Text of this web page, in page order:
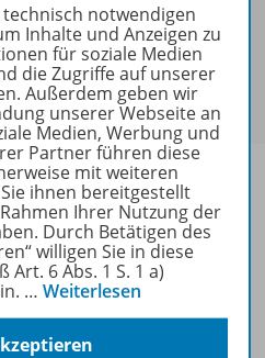
von Lehrkräften,
und Erzieher/-innen
melden Sie sich mit Ihrem
notwendigen
Inhalte und Anzeigen zu
für soziale Medien
die Zugriffe auf unserer
Außerdem geben wir
unserer Webseite an
Medien, Werbung und
Partner führen diese
mit weiteren
ihnen bereitgestellt
Ihrer Nutzung der
Durch Betätigen des
willigen Sie in diese
6 Abs. 1 S. 1 a)
… Weiterlesen